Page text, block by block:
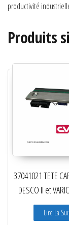
productivité
Produits
37041021 TETE
DESCO II et
Lire La